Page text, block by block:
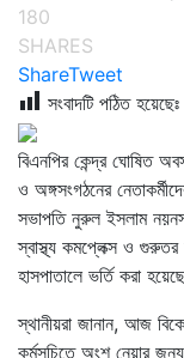
180
SHARES
ShareTweet
সংবাদটি পঠিত হয়েছেঃ
বিএনপির কেন্দ্র ঘোষিত
ও অঙ্গসংগঠনের
সভাপতি নুরুল ইসলাম
স্বাস্থ্য কমপ্লেক্স ও
হাসপাতালে ভর্তি করা
স্থানীয়রা জানান, আজ
কর্মসূচিতে অংশ নেয়ার